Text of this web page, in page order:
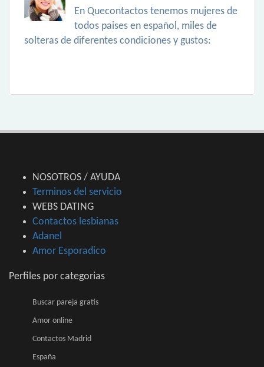
En Quecontactos tenemos mujeres de
todos paises en español, miles de
solteras de diferentes condiciones y gustos:
NOSOTROS / AYUDA
Terminos del servicio
WEBS DATING
Contactos lesbianas
Adanel
Amor Esporadico
Perfiles por categorias
Buscar pareja gratis
Amor online
Contactos Madrid
España